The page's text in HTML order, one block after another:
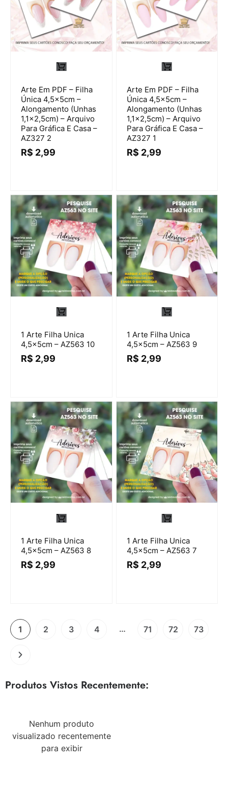
Arte Em PDF – Filha
Única 4,5x5cm –
Alongamento (Unhas
1,1×2,5cm) – Arquivo
Para Gráfica E Casa –
AZ327 2
R$ 2,99
Arte Em PDF – Filha
Única 4,5x5cm –
Alongamento (Unhas
1,1×2,5cm) – Arquivo
Para Gráfica E Casa –
AZ327 1
R$ 2,99
1 Arte Filha Unica
4,5x5cm – AZ563 10
R$ 2,99
1 Arte Filha Unica
4,5x5cm – AZ563 9
R$ 2,99
1 Arte Filha Unica
4,5x5cm – AZ563 8
R$ 2,99
1 Arte Filha Unica
4,5x5cm – AZ563 7
R$ 2,99
1 2 3 4 … 71 72 73
Produtos Vistos Recentemente:
Nenhum produto
visualizado recentemente
para exibir